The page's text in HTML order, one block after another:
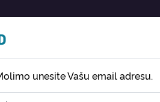
unesite Vašu email adresu.